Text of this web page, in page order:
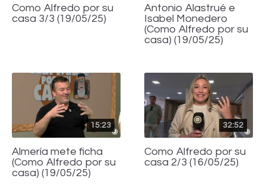
Como Alfredo por su
casa 3/3 (19/05/25)
Antonio Alastrué e
Isabel Monedero
(Como Alfredo por su
casa) (19/05/25)
15:23
Almería mete ficha
(Como Alfredo por su
casa) (19/05/25)
32:52
Como Alfredo por su
casa 2/3 (16/05/25)